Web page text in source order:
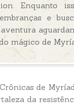
Enquanto
e
mágico de
de
da